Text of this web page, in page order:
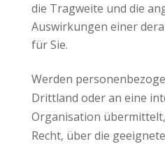
die Tragweite und die
Auswirkungen einer
für Sie.
Werden
Drittland oder an eine
Organisation
Recht, über die